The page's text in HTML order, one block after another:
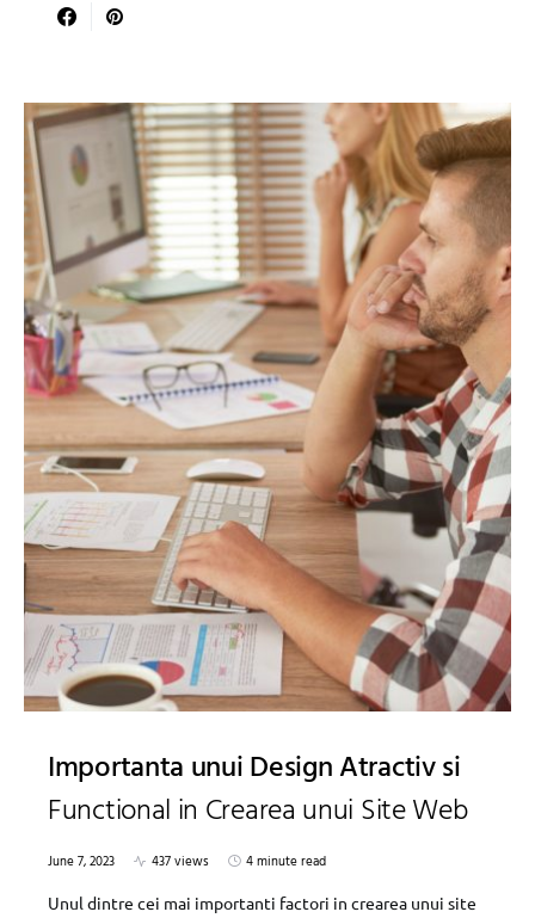
Importanta unui Design Atractiv si
Functional in Crearea unui Site Web
June 7, 2023 437 views
4 minute read
Unul dintre cei mai importanti factori in crearea unui site